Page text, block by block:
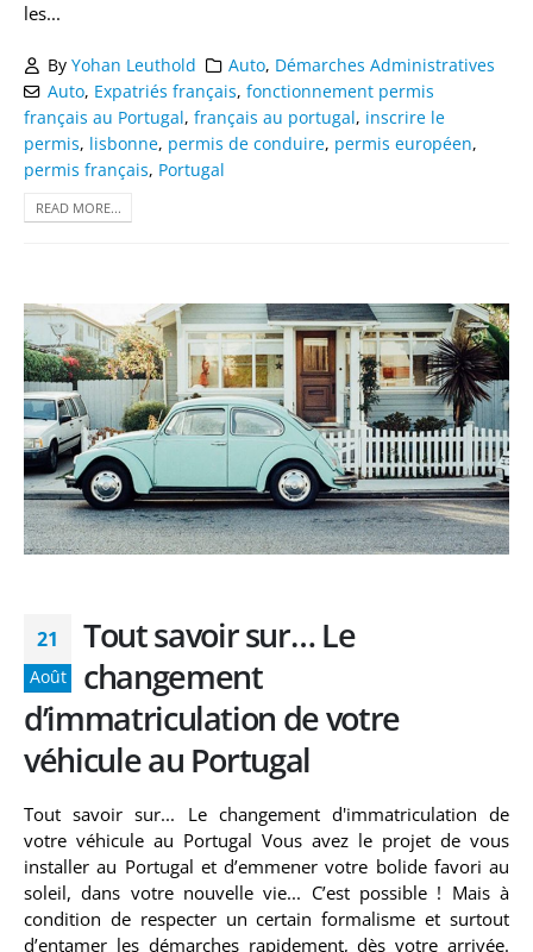
les...
By Yohan Leuthold Auto, Démarches Administratives
Auto, Expatriés français, fonctionnement permis
français au Portugal, français au portugal, inscrire le
permis, lisbonne, permis de conduire, permis européen,
permis français, Portugal
READ MORE...
21
Août
Tout savoir sur… Le
changement
d’immatriculation de votre
véhicule au Portugal
Tout savoir sur... Le changement d'immatriculation de
votre véhicule au Portugal Vous avez le projet de vous
installer au Portugal et d’emmener votre bolide favori au
soleil, dans votre nouvelle vie... C’est possible ! Mais à
condition de respecter un certain formalisme et surtout
d’entamer les démarches rapidement, dès votre arrivée.